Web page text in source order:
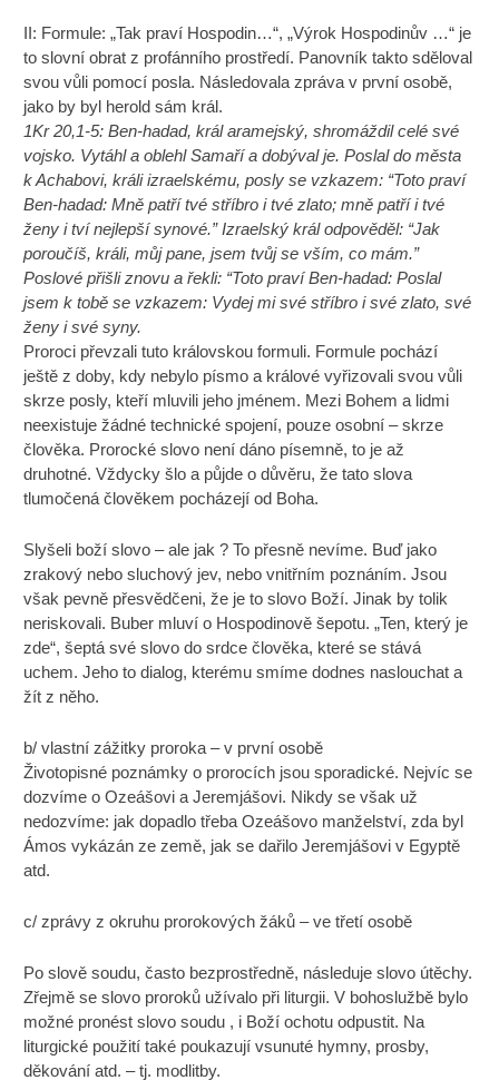
II: Formule: „Tak praví Hospodin…“, „Výrok Hospodinův …“ je
to slovní obrat z profánního prostředí. Panovník takto sděloval
svou vůli pomocí posla. Následovala zpráva v první osobě,
jako by byl herold sám král.
1Kr 20,1-5: Ben-hadad, král aramejský, shromáždil celé své
vojsko. Vytáhl a oblehl Samaří a dobýval je. Poslal do města
k Achabovi, králi izraelskému, posly se vzkazem: “Toto praví
Ben-hadad: Mně patří tvé stříbro i tvé zlato; mně patří i tvé
ženy i tví nejlepší synové.” Izraelský král odpověděl: “Jak
poroučíš, králi, můj pane, jsem tvůj se vším, co mám.”
Poslové přišli znovu a řekli: “Toto praví Ben-hadad: Poslal
jsem k tobě se vzkazem: Vydej mi své stříbro i své zlato, své
ženy i své syny.
Proroci převzali tuto královskou formuli. Formule pochází
ještě z doby, kdy nebylo písmo a králové vyřizovali svou vůli
skrze posly, kteří mluvili jeho jménem. Mezi Bohem a lidmi
neexistuje žádné technické spojení, pouze osobní – skrze
člověka. Prorocké slovo není dáno písemně, to je až
druhotné. Vždycky šlo a půjde o důvěru, že tato slova
tlumočená člověkem pocházejí od Boha.
Slyšeli boží slovo – ale jak ? To přesně nevíme. Buď jako
zrakový nebo sluchový jev, nebo vnitřním poznáním. Jsou
však pevně přesvědčeni, že je to slovo Boží. Jinak by tolik
neriskovali. Buber mluví o Hospodinově šepotu. „Ten, který je
zde“, šeptá své slovo do srdce člověka, které se stává
uchem. Jeho to dialog, kterému smíme dodnes naslouchat a
žít z něho.
b/ vlastní zážitky proroka – v první osobě
Životopisné poznámky o prorocích jsou sporadické. Nejvíc se
dozvíme o Ozeášovi a Jeremjášovi. Nikdy se však už
nedozvíme: jak dopadlo třeba Ozeášovo manželství, zda byl
Ámos vykázán ze země, jak se dařilo Jeremjášovi v Egyptě
atd.
c/ zprávy z okruhu prorokových žáků – ve třetí osobě
Po slově soudu, často bezprostředně, následuje slovo útěchy.
Zřejmě se slovo proroků užívalo při liturgii. V bohoslužbě bylo
možné pronést slovo soudu , i Boží ochotu odpustit. Na
liturgické použití také poukazují vsunuté hymny, prosby,
děkování atd. – tj. modlitby.